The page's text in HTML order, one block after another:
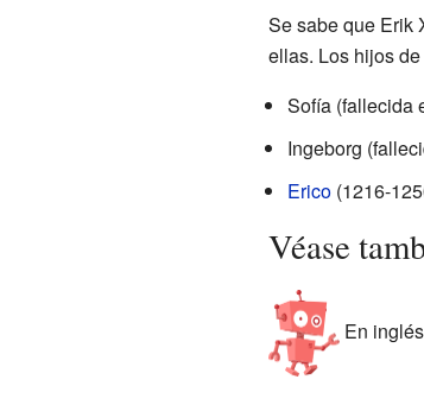
Se sabe que Erik
ellas. Los hijos
Sofía (fallecida
Ingeborg
Erico(1216-
Véase
En